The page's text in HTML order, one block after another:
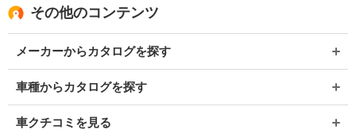
その他のコンテンツ
メーカーからカタログを探す
車種からカタログを探す
車クチコミを見る